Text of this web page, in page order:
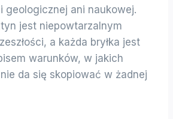
geologicznej ani naukowej.
jest niepowtarzalnym
a każda bryłka jest
warunków, w jakich
da się skopiować w żadnej